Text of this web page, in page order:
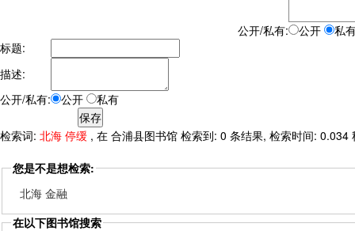
公开/私有: 公开
私
标题:
描述:
公开/私有:
公开 私有
检索词: 北海 停缓 , 在 合浦县图书馆 检索到: 0 条结果, 检索时间: 0.034
您是不是想检索:
北海 金融
在以下图书馆搜索